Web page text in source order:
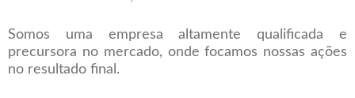
Somos uma empresa altamente qualificada e
precursora no mercado, onde focamos nossas ações
no resultado final.